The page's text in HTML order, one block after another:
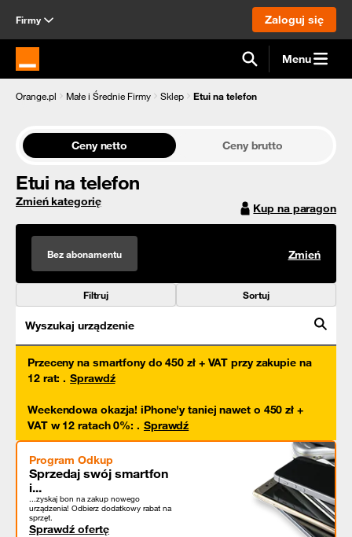
Firmy Zaloguj się
Strona główna Orange.pl Menu
Orange.pl Małe i Średnie Firmy Sklep Etui na telefon
Ceny netto Ceny brutto
Etui na telefon
Zmień kategorię Kup na paragon
Bez abonamentu Zmień
Filtruj Sortuj
Wyszukaj urządzenie
Przeceny na smartfony do 450 zł + VAT przy zakupie na
12 rat: . Sprawdź
Weekendowa okazja! iPhone'y taniej nawet o 450 zł +
VAT w 12 ratach 0%: . Sprawdź
Program Odkup
Sprzedaj swój smartfon
i...
...zyskaj bon na zakup nowego
urządzenia! Odbierz dodatkowy rabat na
sprzęt.
Sprawdź ofertę